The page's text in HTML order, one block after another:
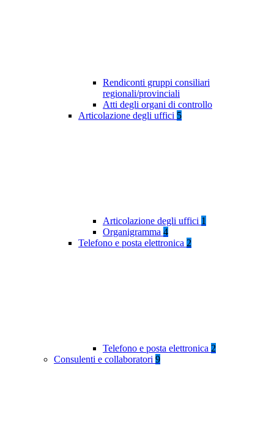
Rendiconti gruppi consiliari
regionali/provinciali
Atti degli organi di controllo
Articolazione degli uffici 5
Articolazione degli uffici 1
Organigramma 4
Telefono e posta elettronica 2
Telefono e posta elettronica 2
Consulenti e collaboratori 9